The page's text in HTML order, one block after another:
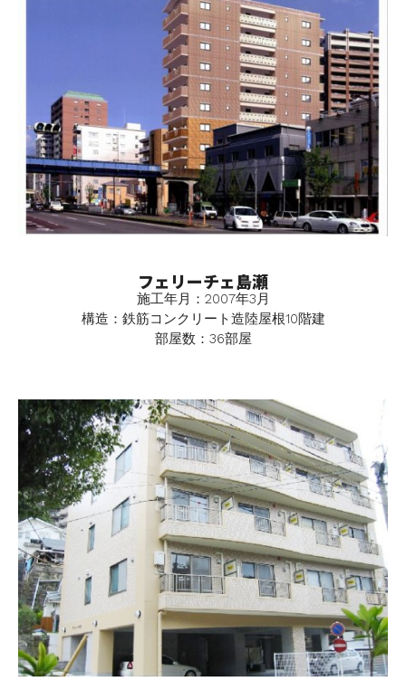
フェリーチェ島瀬
施工年月：2007年3月
構造：鉄筋コンクリート造陸屋根10階建
部屋数：36部屋